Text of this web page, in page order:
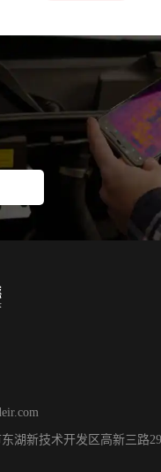
湖新技术开发区高新三路